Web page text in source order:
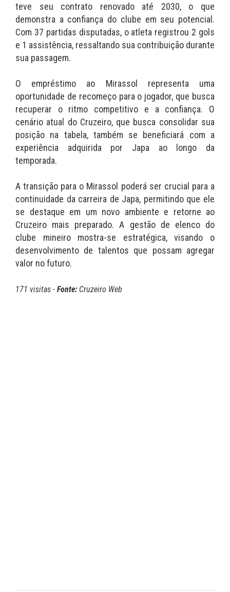
teve seu contrato renovado até 2030, o que
demonstra a confiança do clube em seu potencial.
Com 37 partidas disputadas, o atleta registrou 2 gols
e 1 assistência, ressaltando sua contribuição durante
sua passagem.
O empréstimo ao Mirassol representa uma
oportunidade de recomeço para o jogador, que busca
recuperar o ritmo competitivo e a confiança. O
cenário atual do Cruzeiro, que busca consolidar sua
posição na tabela, também se beneficiará com a
experiência adquirida por Japa ao longo da
temporada.
A transição para o Mirassol poderá ser crucial para a
continuidade da carreira de Japa, permitindo que ele
se destaque em um novo ambiente e retorne ao
Cruzeiro mais preparado. A gestão de elenco do
clube mineiro mostra-se estratégica, visando o
desenvolvimento de talentos que possam agregar
valor no futuro.
171 visitas - Fonte: Cruzeiro Web